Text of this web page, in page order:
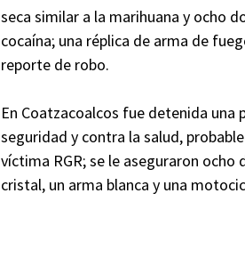
seca similar a la marihuana y ocho
cocaína; una réplica de arma de
reporte de robo.
En Coatzacoalcos fue detenida
seguridad y contra la salud,
víctima RGR; se le aseguraron
cristal, un arma blanca y una